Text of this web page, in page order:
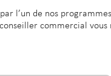
58 m2
l’un de nos
commercial vous